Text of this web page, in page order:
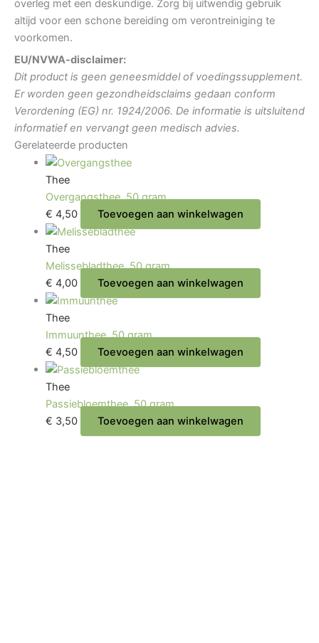
overleg met een deskundige. Zorg bij uitwendig gebruik
altijd voor een schone bereiding om verontreiniging te
voorkomen.
EU/NVWA-disclaimer:
Dit product is geen geneesmiddel of voedingssupplement.
Er worden geen gezondheidsclaims gedaan conform
Verordening (EG) nr. 1924/2006. De informatie is uitsluitend
informatief en vervangt geen medisch advies.
Gerelateerde producten
Thee
Overgangsthee, 50 gram.
€ 4,50 Toevoegen aan winkelwagen
Thee
Melissebladthee, 50 gram.
€ 4,00 Toevoegen aan winkelwagen
Thee
Immuunthee, 50 gram.
€ 4,50 Toevoegen aan winkelwagen
Thee
Passiebloemthee, 50 gram.
€ 3,50 Toevoegen aan winkelwagen